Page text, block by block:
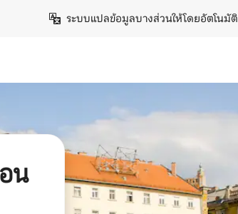
ระบบแปลข้อมูลบางส่วนให้โดยอัตโนมัติ
น